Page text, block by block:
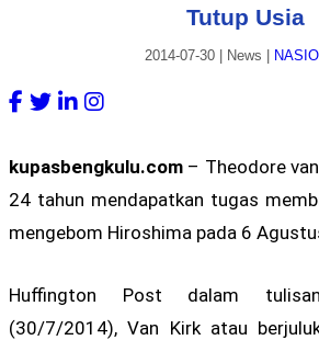
Tutup Usia
2014-07-30 News
kupasbengkulu.com – Theodore
24 tahun mendapatkan tugas
mengebom Hiroshima pada 6
Huffington Post dalam
(30/7/2014), Van Kirk atau